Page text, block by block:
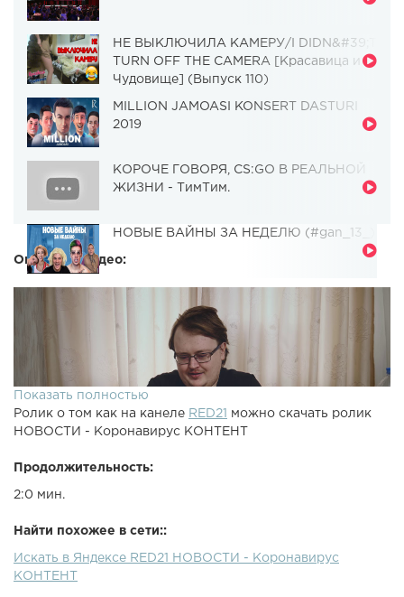
НЕ ВЫКЛЮЧИЛА КАМЕРУ/I DIDN&#39;T
TURN OFF THE CAMERA [Красавица и
Чудовище] (Выпуск 110)
MILLION JAMOASI KONSERT DASTURI
2019
КОРОЧЕ ГОВОРЯ, CS:GO В РЕАЛЬНОЙ
ЖИЗНИ - ТимТим.
НОВЫЕ ВАЙНЫ ЗА НЕДЕЛЮ (#gan_13_)
Описание видео:
Показать полностью
Ролик о том как на канеле RED21
можно скачать ролик
НОВОСТИ - Коронавирус КОНТЕНТ
Продолжительность:
2:0 мин.
Найти похожее в сети::
Искать в Яндексе RED21 НОВОСТИ - Коронавирус
КОНТЕНТ